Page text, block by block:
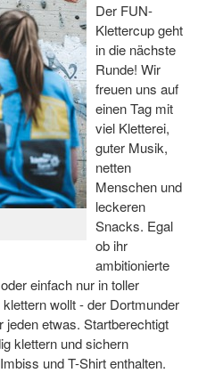
Bewegung
für Dortmunder
Der FUN-
Klettercup geht
in die nächste
Runde! Wir
freuen uns auf
einen Tag mit
viel Kletterei,
guter Musik,
netten
Menschen und
leckeren
Snacks. Egal
ob ihr
ambitionierte
einfach nur in toller
wollt - der Dortmunder
jeden etwas. Startberechtigt
klettern und sichern
und T-Shirt enthalten.